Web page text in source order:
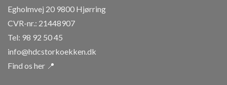
Egholmvej 20 9800 Hjørring
CVR-nr.: 21448907
Tel: 98 92 50 45
info@hdcstorkoekken.dk
Find os her 📍